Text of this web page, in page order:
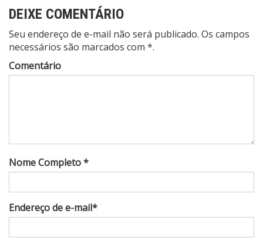
DEIXE COMENTÁRIO
Seu endereço de e-mail não será publicado. Os campos
necessários são marcados com *.
Comentário
Nome Completo *
Endereço de e-mail*